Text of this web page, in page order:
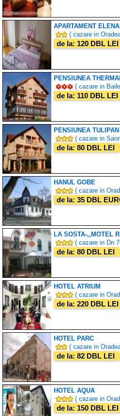
APARTAMENT ELENA
( cazare in
de la: 120 DBL LEI
PENSIUNEA
( cazare in
de la: 110 DBL LEI
PENSIUNEA
( cazare in
de la: 80 DBL LEI
HANUL GOBE
( cazare in
de la: 35 DBL
LA SOSTA-,,MOTEL
( cazare in Dn
de la: 80 DBL LEI
HOTEL ATRIUM
( cazare in
de la: 220 DBL LEI
HOTEL PARC
( cazare in
de la: 82 DBL LEI
HOTEL AQUA
( cazare in
de la: 150 DBL LEI